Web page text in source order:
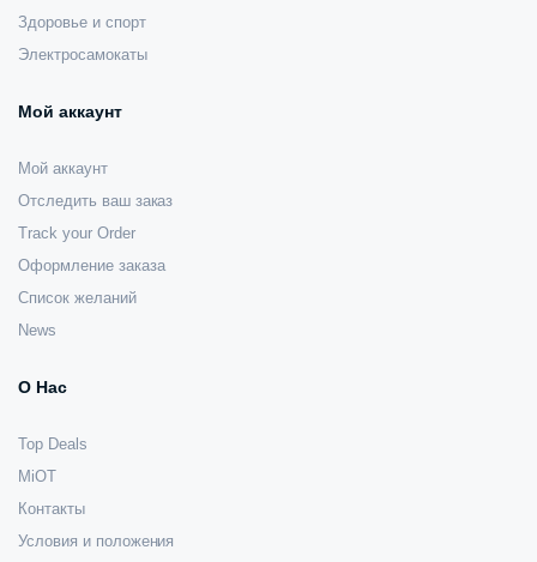
Здоровье и спорт
Электросамокаты
Мой аккаунт
Мой аккаунт
Отследить ваш заказ
Track your Order
Оформление заказа
Список желаний
News
О Нас
Top Deals
MiOT
Контакты
Условия и положения